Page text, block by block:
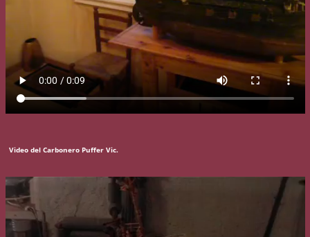
Video del Carbonero Puffer Vic.